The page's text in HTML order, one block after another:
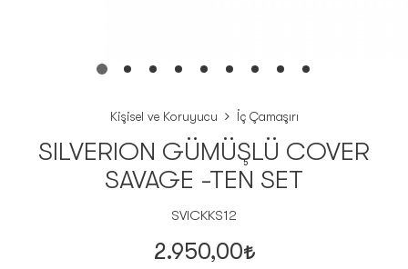
Kişisel ve Koruyucu İç Çamaşırı
SILVERION GÜMÜŞLÜ COVER
SAVAGE -TEN SET
SVICKKS12
2.950,00